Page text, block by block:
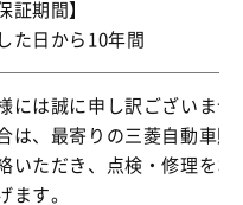
証期間】
た日から10年間
には誠に申し訳ございま
は、最寄りの三菱自動車
いただき、点検・修理を
ます。